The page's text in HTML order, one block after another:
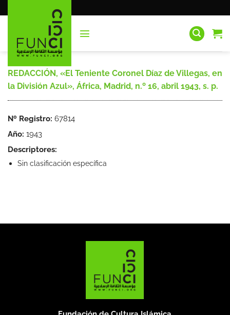
al
REDACCIÓN, «El Teniente Coronel Díaz de Villegas, en
la División Azul», África, Madrid, n.º 16, abril 1943, s. p.
Nº Registro: 67814
Año: 1943
Descriptores:
Sin clasificación específica